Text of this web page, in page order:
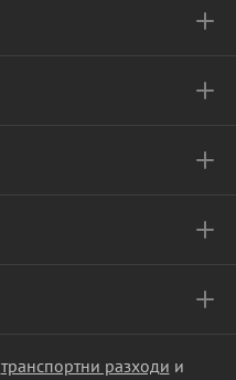
транспортни разходи и